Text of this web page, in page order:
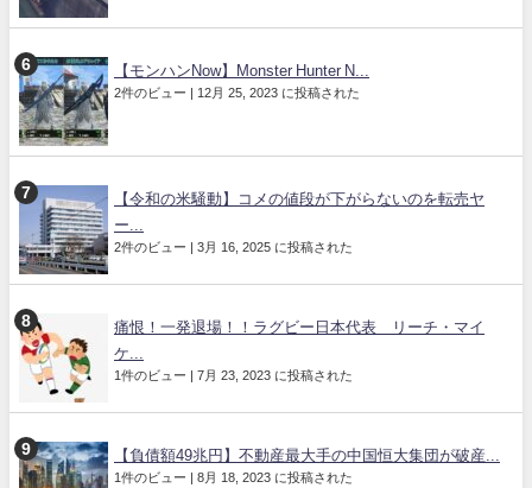
【モンハンNow】Monster Hunter N...
2件のビュー | 12月 25, 2023 に投稿された
【令和の米騒動】コメの値段が下がらないのを転売ヤ
ー...
2件のビュー | 3月 16, 2025 に投稿された
痛恨！一発退場！！ラグビー日本代表 リーチ・マイ
ケ...
1件のビュー | 7月 23, 2023 に投稿された
【負債額49兆円】不動産最大手の中国恒大集団が破産...
1件のビュー | 8月 18, 2023 に投稿された